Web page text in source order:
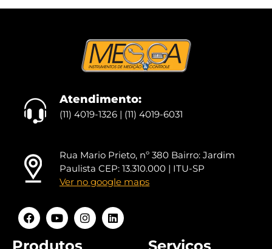
Atendimento:
(11) 4019-1326 | (11) 4019-6031
Rua Mario Prieto, nº 380 Bairro: Jardim
Paulista CEP: 13.310.000 | ITU-SP
Ver no google maps
Produtos Serviços